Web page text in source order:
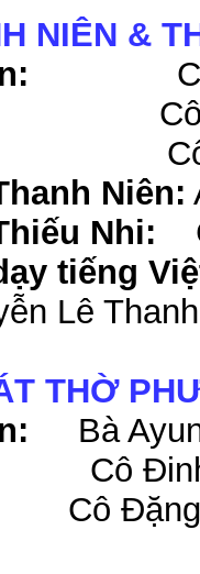
NIÊN &
Cô
Lê
Niên:
Nhi:
tiếng
Lê
THỜ
Bà
Cô
Đặng